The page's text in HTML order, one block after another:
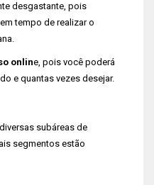
desgastante, pois
tempo de realizar o
online, pois você poderá
e quantas vezes desejar.
subáreas de
segmentos estão